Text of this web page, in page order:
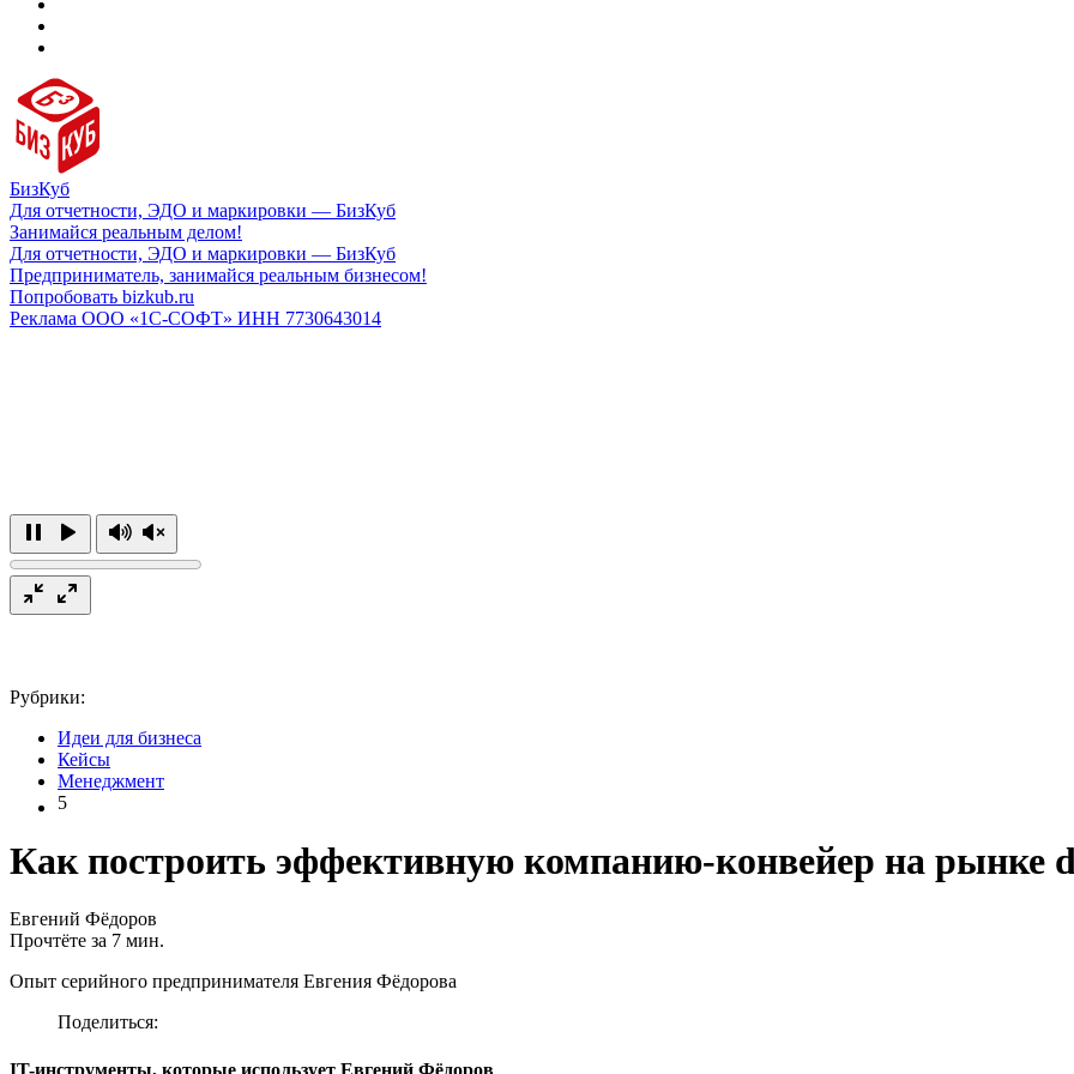
БизКуб
Для отчетности, ЭДО и маркировки — БизКуб
Занимайся реальным делом!
Для отчетности, ЭДО и маркировки — БизКуб
Предприниматель, занимайся реальным бизнесом!
Попробовать bizkub.ru
Реклама ООО «1С-СОФТ» ИНН 7730643014
Рубрики:
Идеи для бизнеса
Кейсы
Менеджмент
5
Как построить эффективную компанию-конвейер на рынке
Евгений Фёдоров
Прочтёте за 7 мин.
Опыт серийного предпринимателя Евгения Фёдорова
Поделиться:
IT-инструменты, которые использует Евгений Фёдоров